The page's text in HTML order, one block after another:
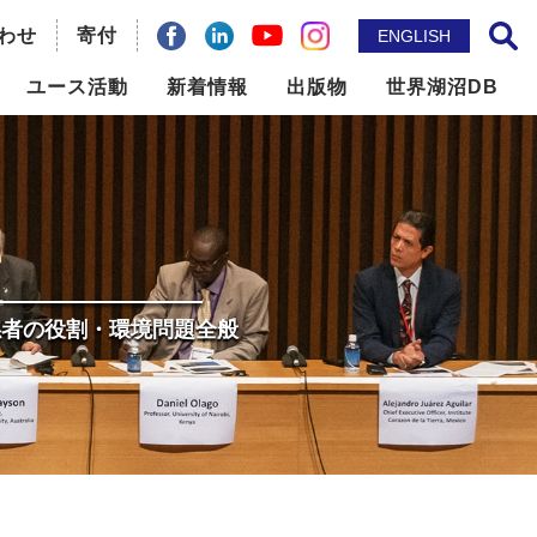
せ 寄付
facebookLinkdinYouTubeinstagram ENGLISH
サイト内検索
ユース活動 新着情報
国際機関との連携
地域貢献
その他
出版物
出版物
論文誌： Lakes & Reservoirs
世界湖沼DB
の役割・環境問題全般